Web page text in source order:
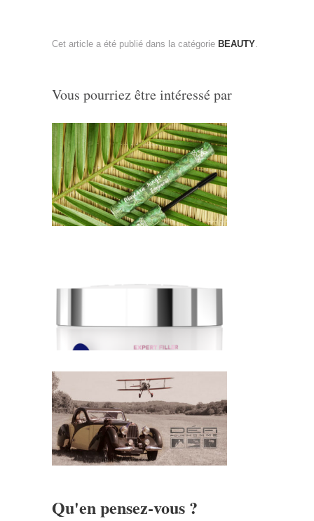
Cet article a été publié dans la catégorie BEAUTY.
Vous pourriez être intéressé par
Qu'en pensez-vous ?